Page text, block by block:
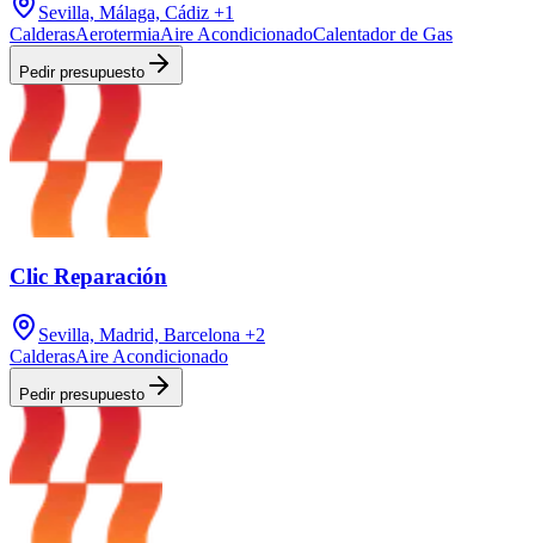
Sevilla, Málaga, Cádiz +1
CalderasAerotermiaAire AcondicionadoCalentador de Gas
Pedir presupuesto
Clic Reparación
Sevilla, Madrid, Barcelona +2
CalderasAire Acondicionado
Pedir presupuesto